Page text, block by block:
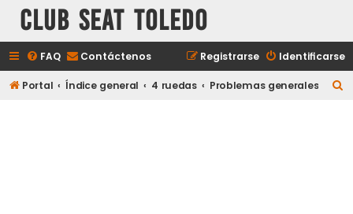
Club Seat Toledo
FAQ Contáctenos Identificarse
Registrarse
Portal Índice general 4 ruedas Problemas generales